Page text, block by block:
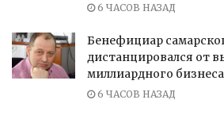
6 ЧАСОВ НАЗАД
Бенефициар
дистанцировался от
миллиардного бизнеса
6 ЧАСОВ НАЗАД